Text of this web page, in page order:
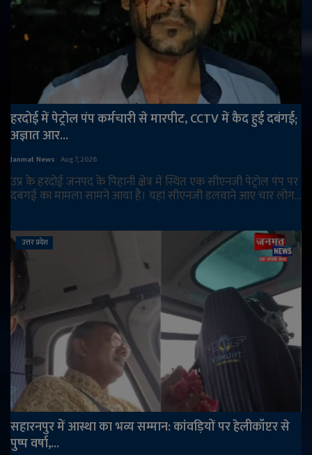
हरदोई में पेट्रोल पंप कर्मचारी से मारपीट, CCTV में कैद हुई दबंगई;
अज्ञात आर...
Janmat News Aug 7, 2026
उप्र के हरदोई जनपद के पिहानी क्षेत्र में स्थित एक सीएनजी पेट्रोल पंप पर
दबंगई का मामला सामने आया है। यहां सीएनजी डलवाने आए चार लोग...
उत्तर प्रदेश
सहारनपुर में आस्था का भव्य सम्मान: कांवड़ियों पर हेलीकॉप्टर से
पुष्प वर्षा,...